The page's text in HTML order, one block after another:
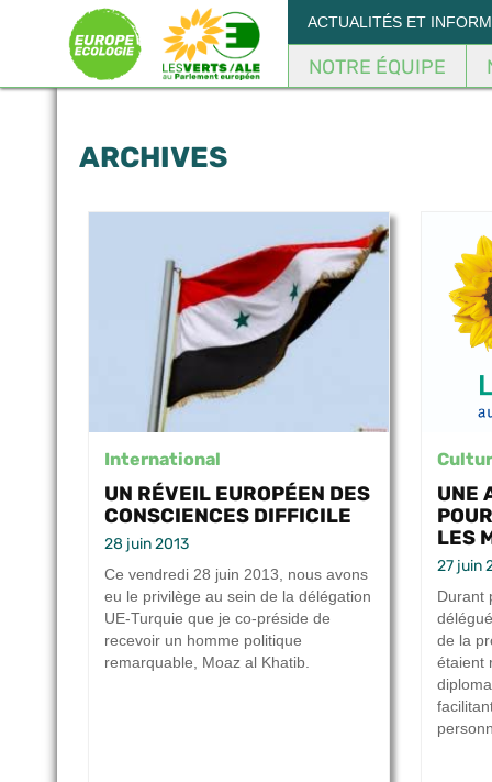
ACTUALITÉS ET
NOTRE ÉQUIPE
ARCHIVES
International
UN RÉVEIL EUROPÉEN DES
CONSCIENCES DIFFICILE
28 juin 2013
Ce vendredi 28 juin 2013, nous avons
eu le privilège au sein de la délégation
UE-Turquie que je co-préside de
recevoir un homme politique
remarquable, Moaz al Khatib.
UNE
LES
27 juin
Durant
de la
étaient
Panneau de gestion des cookies